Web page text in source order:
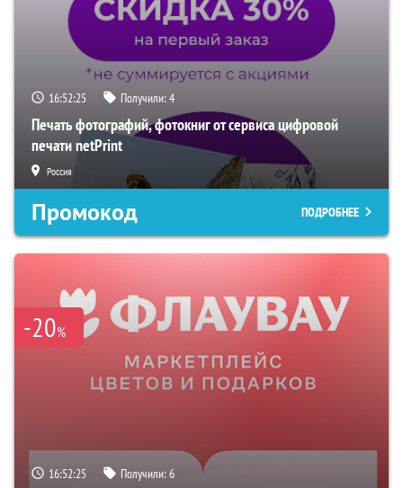
16:52:24 Получили:4
Печать фотографий, фотокниг от сервиса цифровой
печати netPrint
Россия
Промокод ПОДРОБНЕЕ
-20%
16:52:24 Получили:6